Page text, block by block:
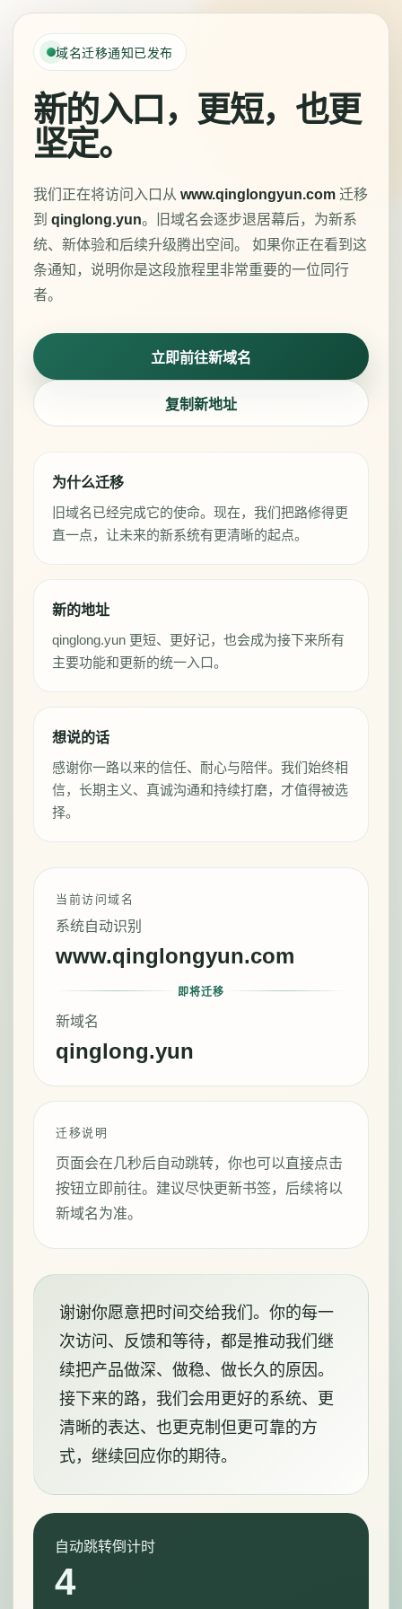
域名迁移通知已发布
新的入口，更短，也更
坚定。
我们正在将访问入口从 www.qinglongyun.com 迁移
到 qinglong.yun。旧域名会逐步退居幕后，为新系
统、新体验和后续升级腾出空间。 如果你正在看到这
条通知，说明你是这段旅程里非常重要的一位同行
者。
立即前往新域名
复制新地址
为什么迁移
旧域名已经完成它的使命。现在，我们把路修得更
直一点，让未来的新系统有更清晰的起点。
新的地址
qinglong.yun 更短、更好记，也会成为接下来所有
主要功能和更新的统一入口。
想说的话
感谢你一路以来的信任、耐心与陪伴。我们始终相
信，长期主义、真诚沟通和持续打磨，才值得被选
择。
当前访问域名
系统自动识别
www.qinglongyun.com
即将迁移
新域名
qinglong.yun
迁移说明
页面会在几秒后自动跳转，你也可以直接点击
按钮立即前往。建议尽快更新书签，后续将以
新域名为准。
谢谢你愿意把时间交给我们。你的每一
次访问、反馈和等待，都是推动我们继
续把产品做深、做稳、做长久的原因。
接下来的路，我们会用更好的系统、更
清晰的表达、也更克制但更可靠的方
式，继续回应你的期待。
自动跳转倒计时
4